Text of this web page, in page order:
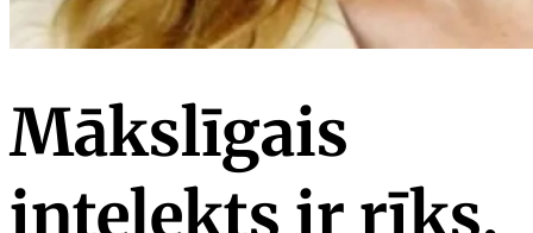
Mākslīgais
intelekts ir rīks,